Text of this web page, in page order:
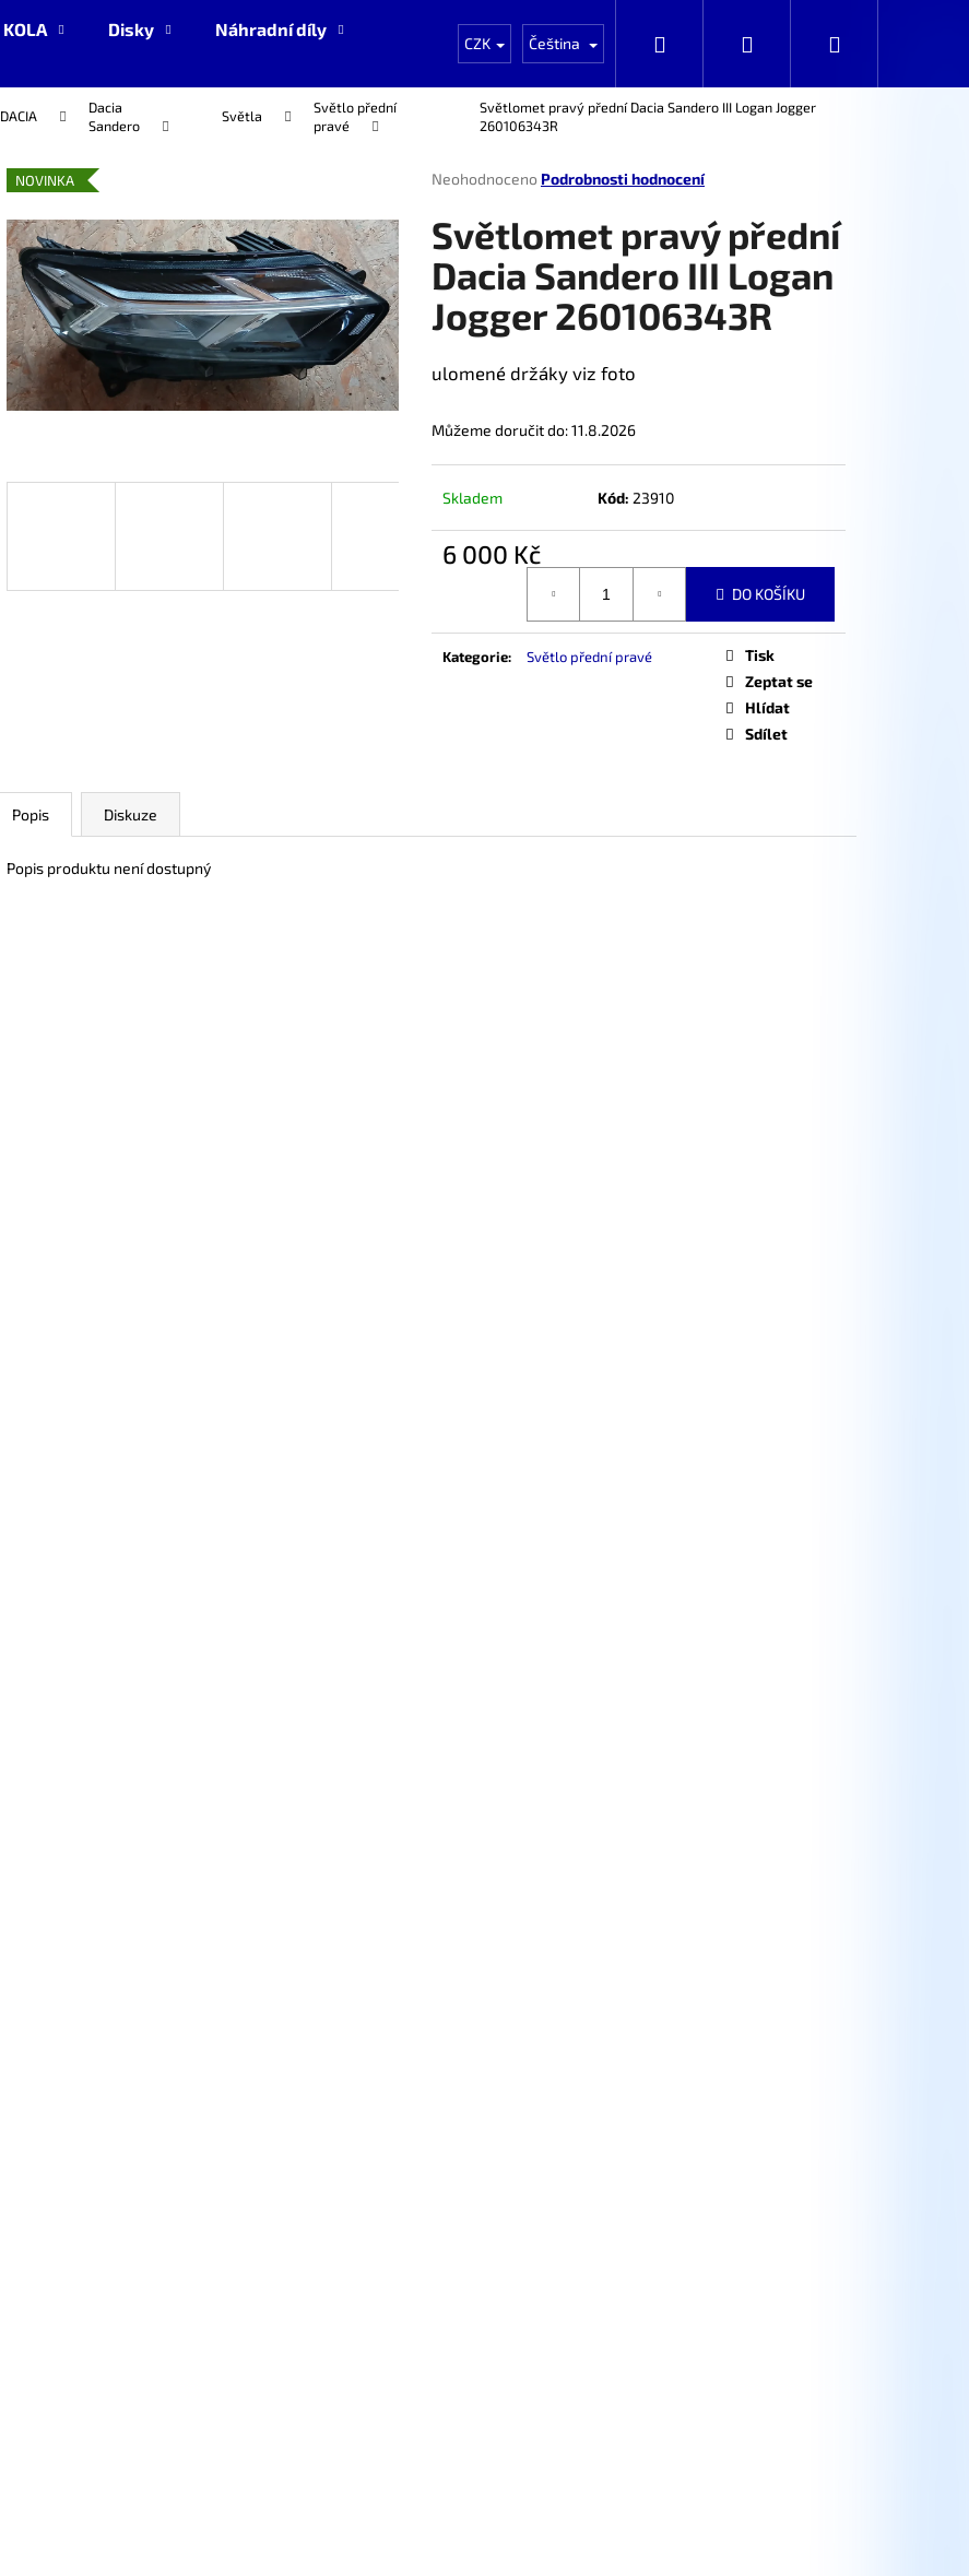
KOLA Disky Náhradní díly NOVÉ zboží Auta k rozprodání po dílech
CZK Čeština Hledat PřihlášeníNákupní
DACIA
Dacia
Sandero
Světla
Světlo přední
pravé
Světlomet pravý přední Dacia Sandero III Logan Jogger
260106343R
Průměrné
produktu
je
0,0
5
hvězdiček.
Neohodnoceno Podrobnosti hodnocení
Světlomet pravý přední
Dacia Sandero III Logan
Jogger 260106343R
ulomené držáky viz foto
Můžeme doručit do:11.8.2026
Skladem Kód: 23910
6 000 Kč
DO KOŠÍKU
Kategorie: Světlo přední pravé
Tisk
Zeptat se
Hlídat
Sdílet
NOVINKA
Popis Diskuze
Popis produktu není dostupný
Co potřebujete najít?
Doporučujeme